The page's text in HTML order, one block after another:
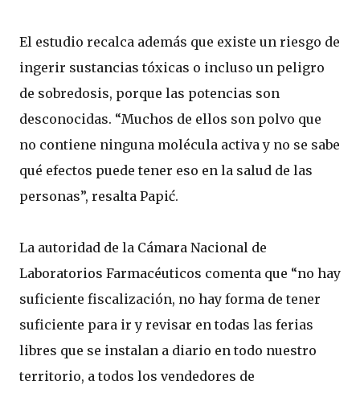
El estudio recalca además que existe un riesgo de
ingerir sustancias tóxicas o incluso un peligro
de sobredosis, porque las potencias son
desconocidas. “Muchos de ellos son polvo que
no contiene ninguna molécula activa y no se sabe
qué efectos puede tener eso en la salud de las
personas”, resalta Papić.
La autoridad de la Cámara Nacional de
Laboratorios Farmacéuticos comenta que “no hay
suficiente fiscalización, no hay forma de tener
suficiente para ir y revisar en todas las ferias
libres que se instalan a diario en todo nuestro
territorio, a todos los vendedores de